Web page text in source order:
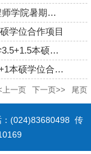
【短期交流项目】法国高等计算机信息工程师学院暑期学校项目
学位合作项目
【本硕学位项目】英国阿伯里斯特威斯大学3.5+1.5本硕学位合作项...
【本硕学位项目】美国密苏里科技大学3+1+1本硕学位合作项目
上一页 下一页>> 尾页
：(024)83680498 传